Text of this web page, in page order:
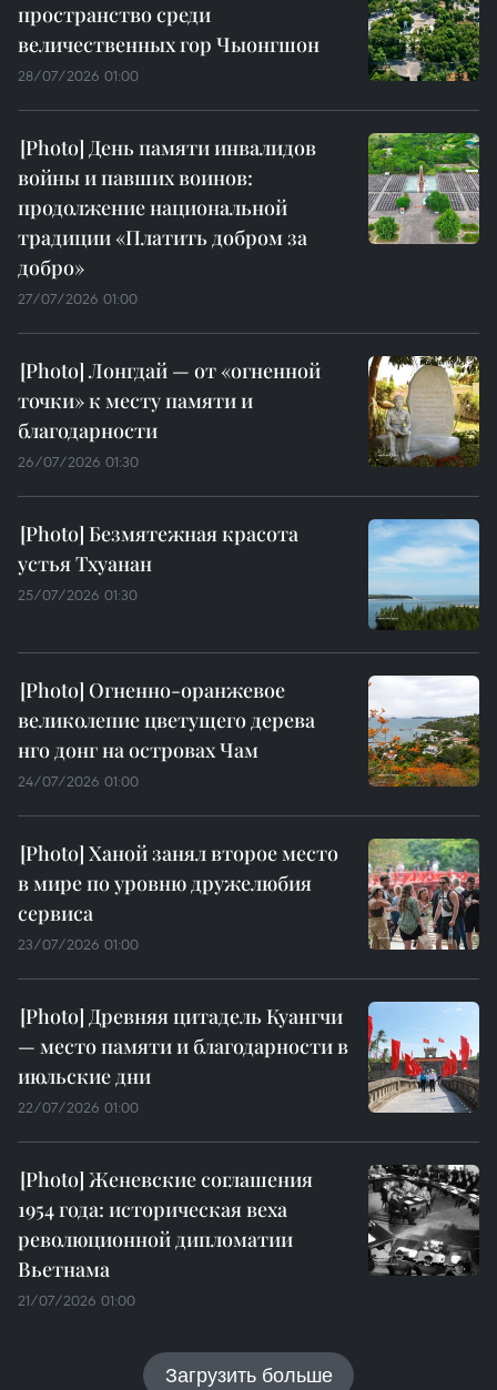
пространство среди
величественных гор Чыонгшон
28/07/2026 01:00
День памяти инвалидов
войны и павших воинов:
продолжение национальной
традиции «Платить добром за
добро»
27/07/2026 01:00
Лонгдай — от «огненной
точки» к месту памяти и
благодарности
26/07/2026 01:30
Безмятежная красота
устья Тхуанан
25/07/2026 01:30
Огненно-оранжевое
великолепие цветущего дерева
нго донг на островах Чам
24/07/2026 01:00
Ханой занял второе место
в мире по уровню дружелюбия
сервиса
23/07/2026 01:00
Древняя цитадель Куангчи
— место памяти и благодарности в
июльские дни
22/07/2026 01:00
Женевские соглашения
1954 года: историческая веха
революционной дипломатии
Вьетнама
21/07/2026 01:00
Загрузить больше